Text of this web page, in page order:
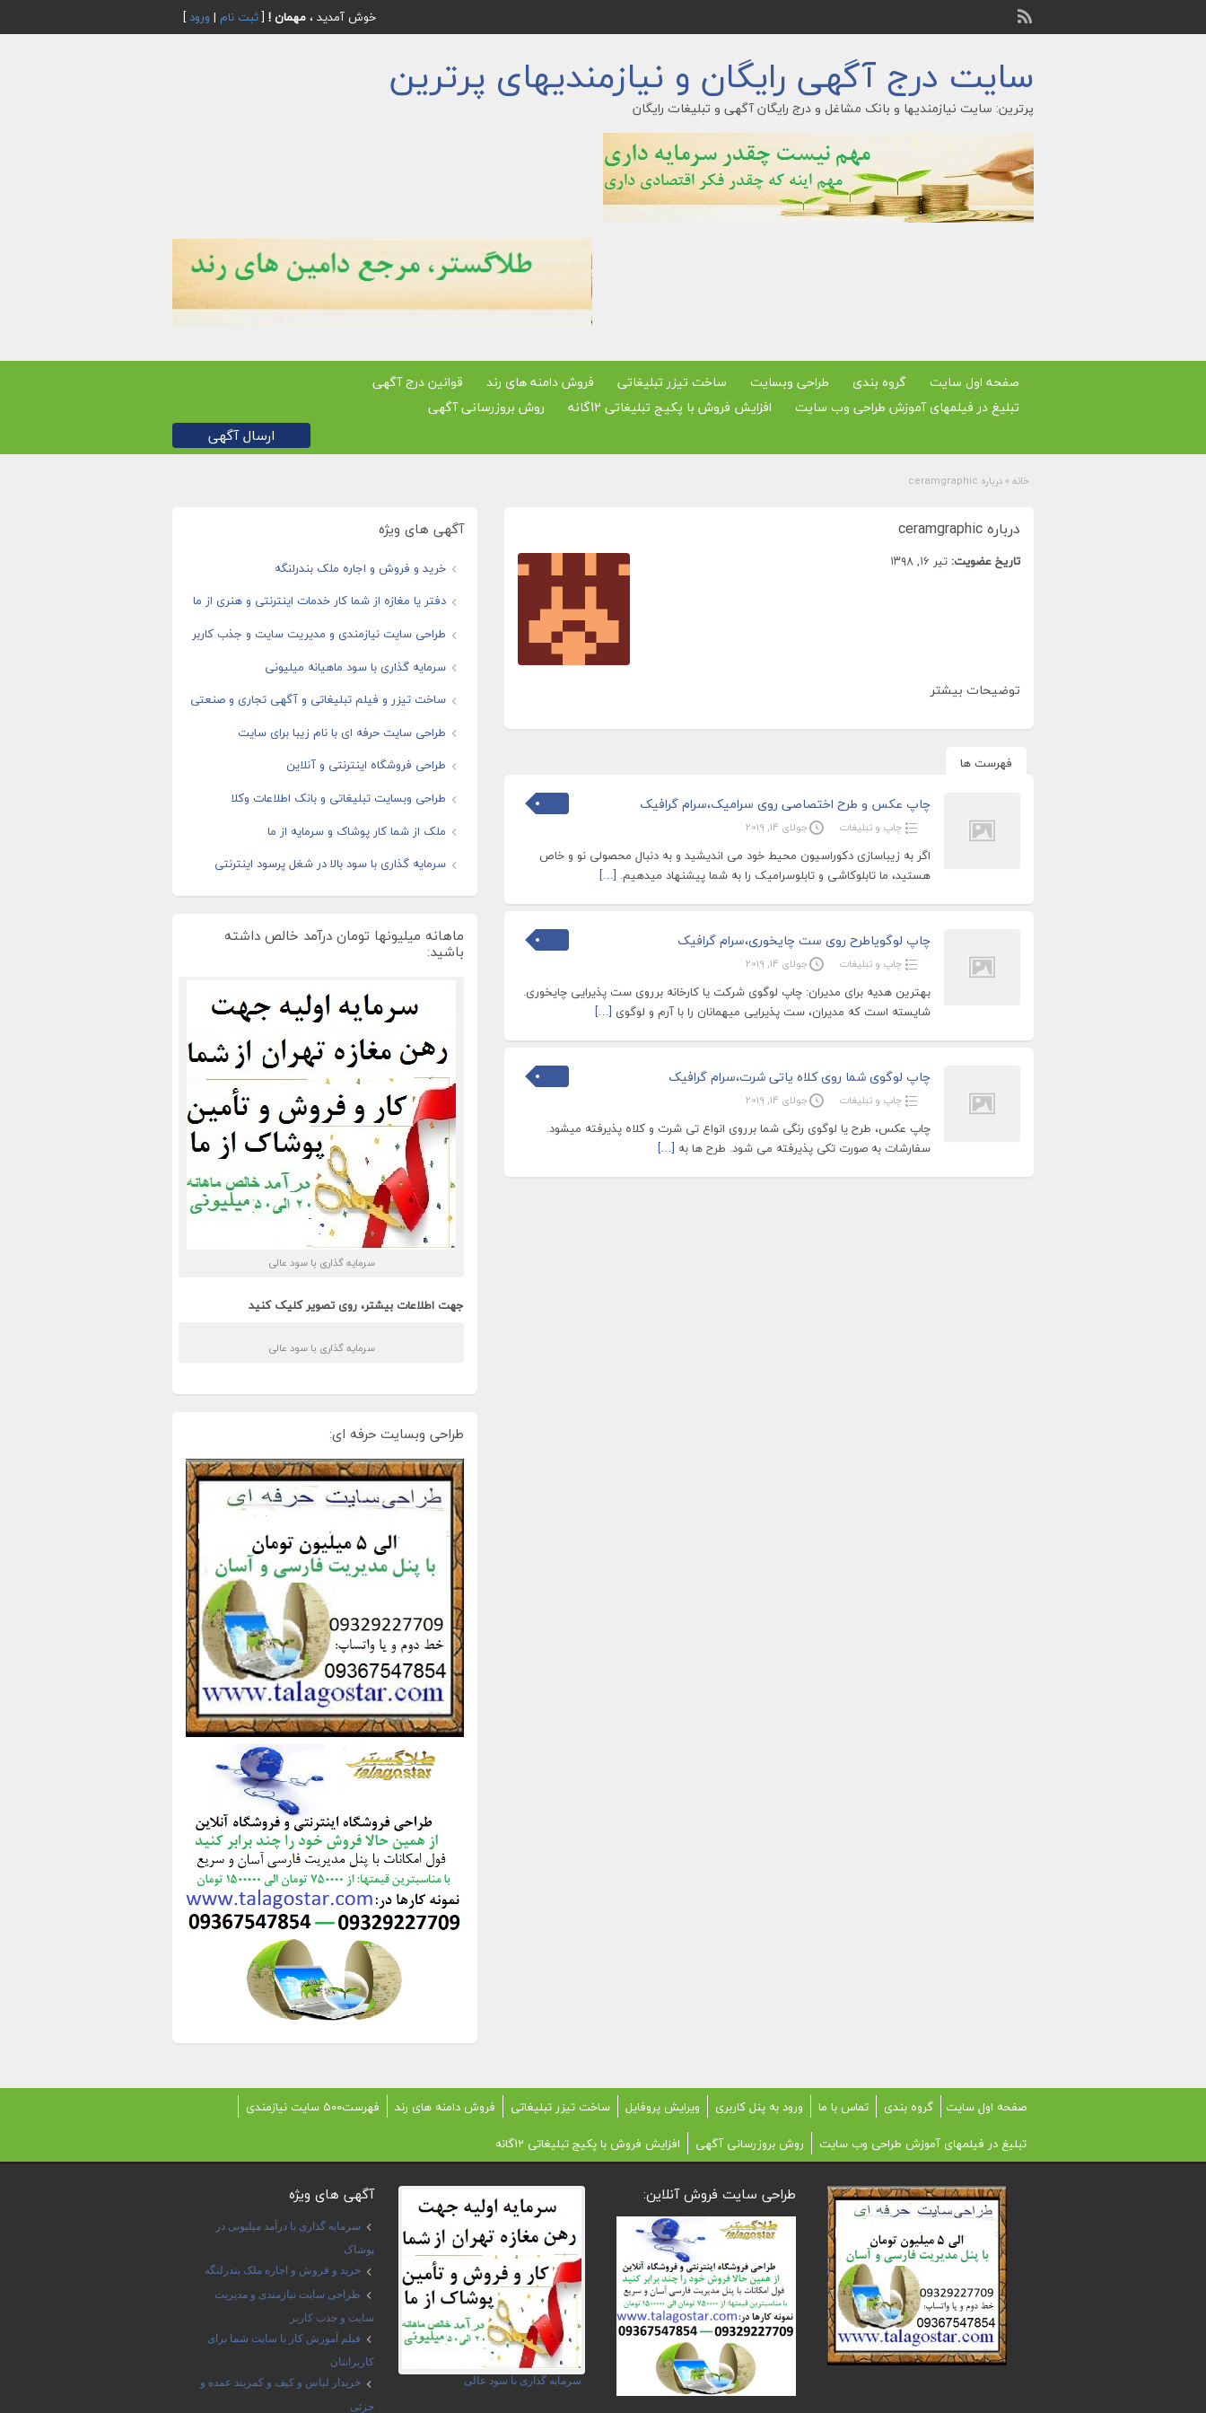
خوش آمدید ، مهمان ! [ثبت نام | ورود]
سایت درج آگهی رایگان و نیازمندیهای پرترین
پرترین: سایت نیازمندیها و بانک مشاغل و درج رایگان آگهی و تبلیغات رایگان
صفحه اول سایت گروه بندی طراحی وبسایت ساخت تیزر تبلیغاتی فروش دامنه های رند
قوانین درج آگهی
تبلیغ در فیلمهای آموزش طراحی وب سایت
افزایش فروش با پکیج تبلیغاتی 12گانه روش بروزرسانی آگهی
ارسال آگهی
خانه » درباره ceramgraphic
درباره ceramgraphic
تاریخ عضویت: تیر ۱۶, ۱۳۹۸
توضیحات بیشتر
فهرست ها
چاپ عکس و طرح اختصاصی روی سرامیک،سرام گرافیک
چاپ و تبلیغات جولای 14, 2019
اگر به زیباسازی دکوراسیون محیط خود می اندیشید و به دنبال محصولی نو و خاص
هستید، ما تابلوکاشی و تابلوسرامیک را به شما پیشنهاد میدهیم. […]
چاپ لوگویاطرح روی ست چایخوری،سرام گرافیک
چاپ و تبلیغات جولای 14, 2019
بهترین هدیه برای مدیران: چاپ لوگوی شرکت یا کارخانه برروی ست پذیرایی چایخوری.
شایسته است که مدیران، ست پذیرایی میهمانان را با آرم و لوگوی […]
چاپ لوگوی شما روی کلاه یاتی شرت،سرام گرافیک
چاپ و تبلیغات جولای 14, 2019
چاپ عکس، طرح یا لوگوی رنگی شما برروی انواع تی شرت و کلاه پذیرفته میشود.
سفارشات به صورت تکی پذیرفته می شود. طرح ها به […]
آگهی های ویژه
خرید و فروش و اجاره ملک بندرلنگه
دفتر یا مغازه از شما کار خدمات اینترنتی و هنری از ما
طراحی سایت نیازمندی و مدیریت سایت و جذب کاربر
سرمایه گذاری با سود ماهیانه میلیونی
ساخت تیزر و فیلم تبلیغاتی و آگهی تجاری و صنعتی
طراحی سایت حرفه ای با نام زیبا برای سایت
طراحی فروشگاه اینترنتی و آنلاین
طراحی وبسایت تبلیغاتی و بانک اطلاعات وکلا
ملک از شما کار پوشاک و سرمایه از ما
سرمایه گذاری با سود بالا در شغل پرسود اینترنتی
ماهانه میلیونها تومان درآمد خالص داشته
باشید:
سرمایه گذاری با سود عالی
جهت اطلاعات بیشتر، روی تصویر کلیک کنید
سرمایه گذاری با سود عالی
طراحی وبسایت حرفه ای:
صفحه اول سایت گروه بندی تماس با ما ورود به پنل کاربری ویرایش پروفایل ساخت تیزر تبلیغاتی فروش دامنه های رند
فهرست500 سایت نیازمندی
تبلیغ در فیلمهای آموزش طراحی وب سایت
روش بروزرسانی آگهی افزایش فروش با پکیج تبلیغاتی 12گانه
آگهی های ویژه
سرمایه گذاری با درآمد میلیونی در
پوشاک
خرید و فروش و اجاره ملک بندرلنگه
طراحی سایت نیازمندی و مدیریت
سایت و جذب کاربر
فیلم آموزش کار با سایت شما برای
کاربرانتان
خریدار لباس و کیف و کمربند عمده و
جزئی
سرمایه گذاری با سود عالی
طراحی سایت فروش آنلاین: